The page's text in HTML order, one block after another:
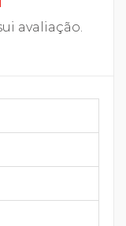
avaliação.